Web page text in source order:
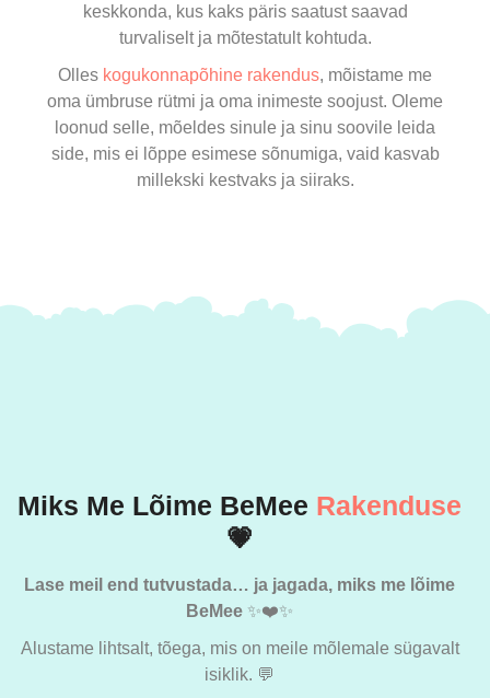
keskkonda, kus kaks päris saatust saavad
turvaliselt ja mõtestatult kohtuda.
Olles kogukonnapõhine rakendus, mõistame me
oma ümbruse rütmi ja oma inimeste soojust. Oleme
loonud selle, mõeldes sinule ja sinu soovile leida
side, mis ei lõppe esimese sõnumiga, vaid kasvab
millekski kestvaks ja siiraks.
Miks Me Lõime BeMee Rakenduse
💗
Lase meil end tutvustada… ja jagada, miks me lõime
BeMee ✨❤️✨
Alustame lihtsalt, tõega, mis on meile mõlemale sügavalt
isiklik. 💬